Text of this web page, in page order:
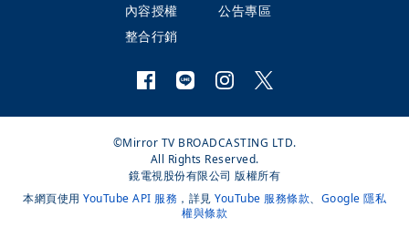
內容授權
公告專區
整合行銷
©Mirror TV BROADCASTING LTD.
All Rights Reserved.
鏡電視股份有限公司 版權所有
本網頁使用 YouTube API 服務 ，詳見 YouTube 服務條款、 Google 隱私
權與條款